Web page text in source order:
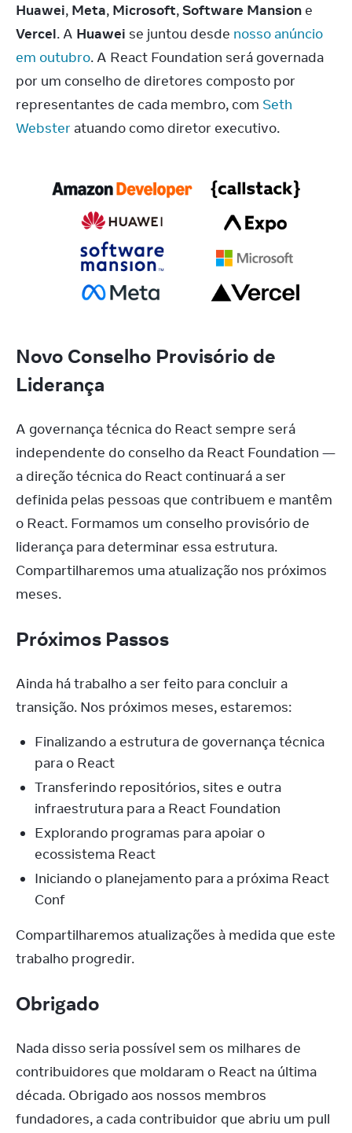
Huawei, Meta, Microsoft, Software Mansion
Vercel. A Huawei se juntou desde nosso anúncio
em outubro. A React Foundation será governada
por um conselho de diretores composto por
representantes de cada membro, com Seth
Webster atuando como diretor executivo.
Novo Conselho Provisório de
Liderança
A governança técnica do React sempre será
independente do conselho da React Foundation —
a direção técnica do React continuará a ser
definida pelas pessoas que contribuem e mantêm
o React. Formamos um conselho provisório de
liderança para determinar essa estrutura.
Compartilharemos uma atualização nos próximos
meses.
Próximos Passos
Ainda há trabalho a ser feito para concluir a
transição. Nos próximos meses, estaremos:
Finalizando a estrutura de governança técnica
para o React
Transferindo repositórios, sites e outra
infraestrutura para a React Foundation
Explorando programas para apoiar o
ecossistema React
Iniciando o planejamento para a próxima React
Conf
Compartilharemos atualizações à medida que este
trabalho progredir.
Obrigado
Nada disso seria possível sem os milhares de
contribuidores que moldaram o React na última
década. Obrigado aos nossos membros
fundadores, a cada contribuidor que abriu um pull